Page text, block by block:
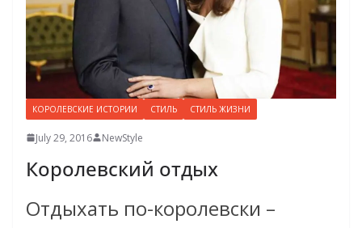
КОРОЛЕВСКИЕ ИСТОРИИ СТИЛЬ СТИЛЬ ЖИЗНИ
July 29, 2016 NewStyle
Королевский отдых
Отдыхать по-королевски –